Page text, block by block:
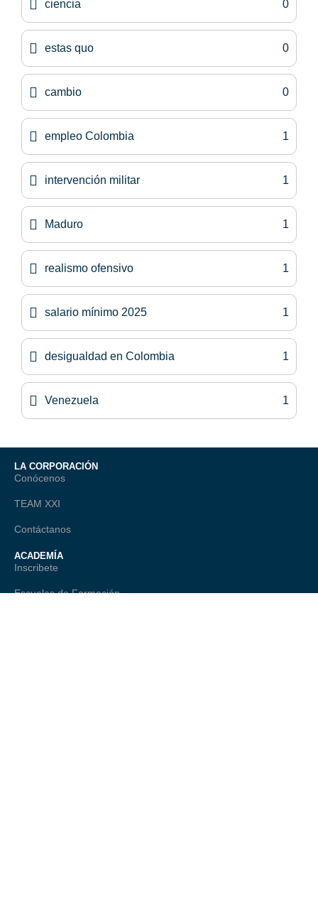
ciencia 0
estas quo 0
cambio 0
empleo Colombia 1
intervención militar 1
Maduro 1
realismo ofensivo 1
salario mínimo 2025 1
desigualdad en Colombia 1
Venezuela 1
LA CORPORACIÓN
Conócenos
TEAM XXI
Contáctanos
ACADEMÍA
Inscribete
Escuelas de Formación